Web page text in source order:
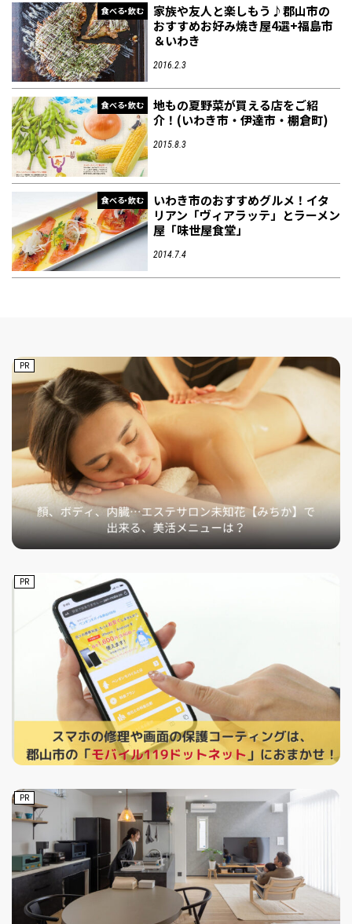
食べる・飲む
家族や友人と楽しもう♪郡山市の
おすすめお好み焼き屋4選+福島市
＆いわき
2016.2.3
食べる・飲む
地もの夏野菜が買える店をご紹
介！(いわき市・伊達市・棚倉町)
2015.8.3
食べる・飲む
いわき市のおすすめグルメ！イタ
リアン「ヴィアラッテ」とラーメン
屋「味世屋食堂」
2014.7.4
PR
PR
PR